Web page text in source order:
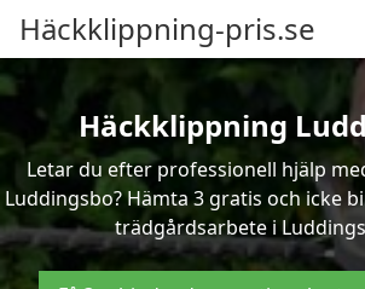
Häckklippning-pris.se
Häckklippning
Letar du efter professionell hjälp
Luddingsbo? Hämta 3 gratis och icke
trädgårdsarbete i